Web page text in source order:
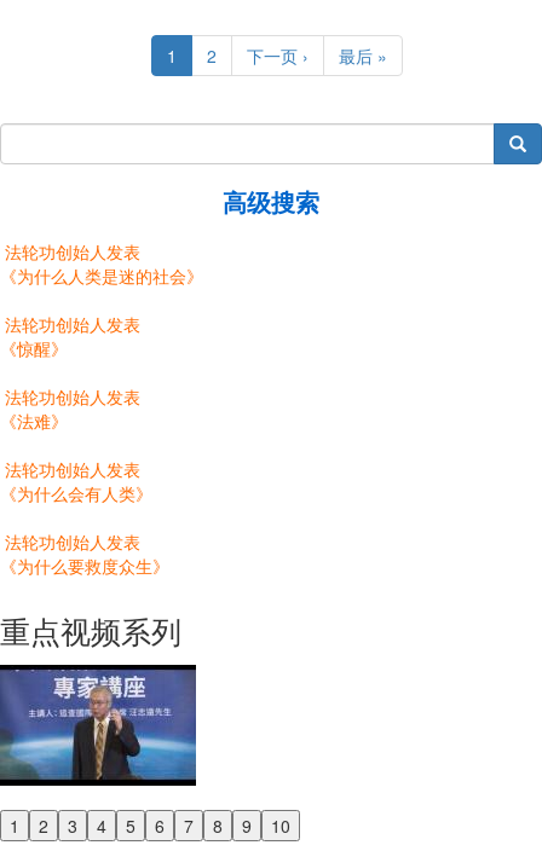
Current
page
1 Page
2
Next
page
下一页 ›
Last
page
最后 »
搜索
高级搜索
法轮功创始人发表
《为什么人类是迷的社会》
法轮功创始人发表
《惊醒》
法轮功创始人发表
《法难》
法轮功创始人发表
《为什么会有人类》
法轮功创始人发表
《为什么要救度众生》
重点视频系列
1 2 3 4 5 6 7 8 9 10
Previous